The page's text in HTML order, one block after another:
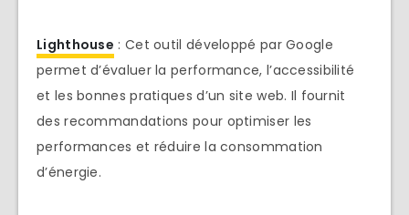
Lighthouse : Cet outil développé par Google
permet d’évaluer la performance, l’accessibilité
et les bonnes pratiques d’un site web. Il fournit
des recommandations pour optimiser les
performances et réduire la consommation
d’énergie.